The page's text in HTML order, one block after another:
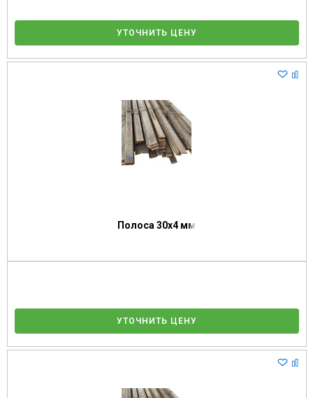
УТОЧНИТЬ ЦЕНУ
Полоса 30х4 мм
УТОЧНИТЬ ЦЕНУ